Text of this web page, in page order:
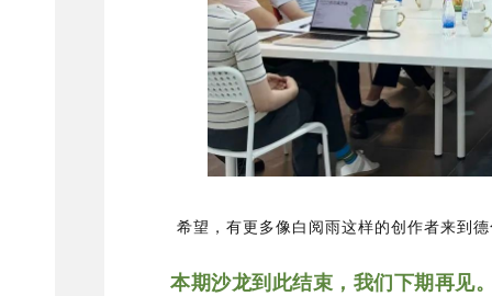
希望，有更多像白阅雨这样的创作者来到
本期沙龙到此结束，我们下期再见